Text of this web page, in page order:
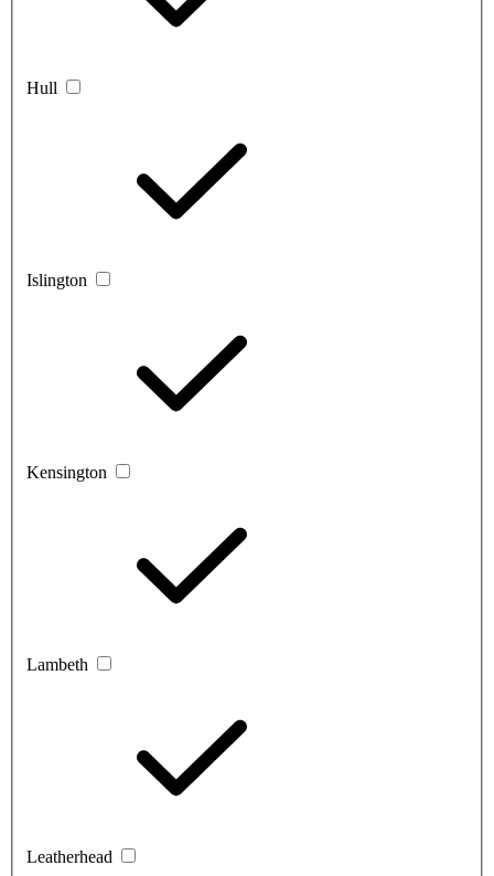
Hull
Islington
Kensington
Lambeth
Leatherhead